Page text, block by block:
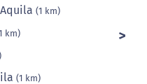
(1 km)
km)
(1 km)